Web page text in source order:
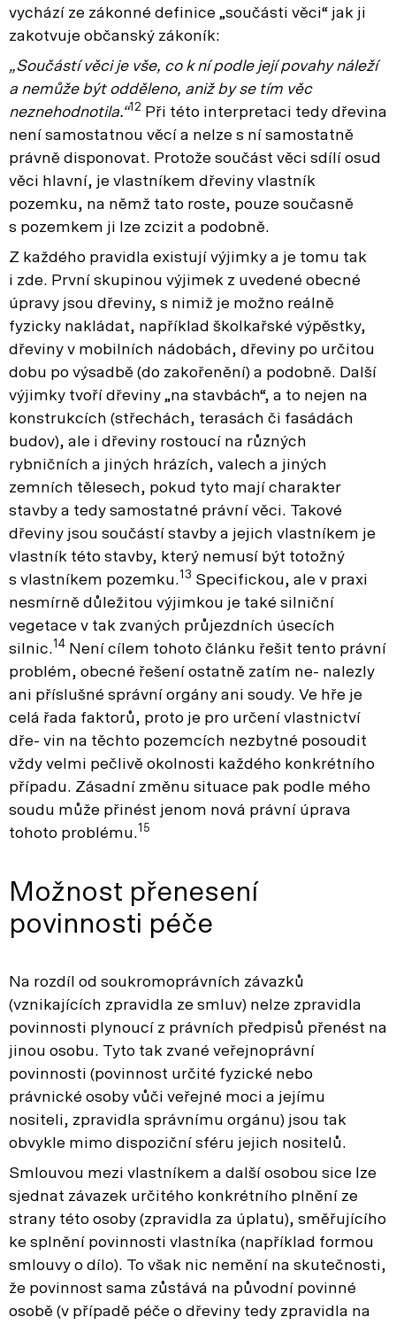
vychází ze zákonné definice „součásti věci“ jak ji
zakotvuje občanský zákoník:
„Součástí věci je vše, co k ní podle její povahy náleží
a nemůže být odděleno, aniž by se tím věc
neznehodnotila.“12 Při této interpretaci tedy dřevina
není samostatnou věcí a nelze s ní samostatně
právně disponovat. Protože součást věci sdílí osud
věci hlavní, je vlastníkem dřeviny vlastník
pozemku, na němž tato roste, pouze současně
s pozemkem ji lze zcizit a podobně.
Z každého pravidla existují výjimky a je tomu tak
i zde. První skupinou výjimek z uvedené obecné
úpravy jsou dřeviny, s nimiž je možno reálně
fyzicky nakládat, například školkařské výpěstky,
dřeviny v mobilních nádobách, dřeviny po určitou
dobu po výsadbě (do zakořenění) a podobně. Další
výjimky tvoří dřeviny „na stavbách“, a to nejen na
konstrukcích (střechách, terasách či fasádách
budov), ale i dřeviny rostoucí na různých
rybničních a jiných hrázích, valech a jiných
zemních tělesech, pokud tyto mají charakter
stavby a tedy samostatné právní věci. Takové
dřeviny jsou součástí stavby a jejich vlastníkem je
vlastník této stavby, který nemusí být totožný
s vlastníkem pozemku.13 Specifickou, ale v praxi
nesmírně důležitou výjimkou je také silniční
vegetace v tak zvaných průjezdních úsecích
silnic.14 Není cílem tohoto článku řešit tento právní
problém, obecné řešení ostatně zatím ne- nalezly
ani příslušné správní orgány ani soudy. Ve hře je
celá řada faktorů, proto je pro určení vlastnictví
dře- vin na těchto pozemcích nezbytné posoudit
vždy velmi pečlivě okolnosti každého konkrétního
případu. Zásadní změnu situace pak podle mého
soudu může přinést jenom nová právní úprava
tohoto problému.15
Možnost přenesení
povinnosti péče
Na rozdíl od soukromoprávních závazků
(vznikajících zpravidla ze smluv) nelze zpravidla
povinnosti plynoucí z právních předpisů přenést na
jinou osobu. Tyto tak zvané veřejnoprávní
povinnosti (povinnost určité fyzické nebo
právnické osoby vůči veřejné moci a jejímu
nositeli, zpravidla správnímu orgánu) jsou tak
obvykle mimo dispoziční sféru jejich nositelů.
Smlouvou mezi vlastníkem a další osobou sice lze
sjednat závazek určitého konkrétního plnění ze
strany této osoby (zpravidla za úplatu), směřujícího
ke splnění povinnosti vlastníka (například formou
smlouvy o dílo). To však nic nemění na skutečnosti,
že povinnost sama zůstává na původní povinné
osobě (v případě péče o dřeviny tedy zpravidla na